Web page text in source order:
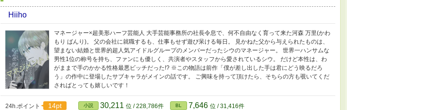
Hiiho
マネージャー×超美形ハーフ芸能人 大手芸能事務所の社長令息で、何不自由なく育って来た河森 万里(かわ
もり ばんり)。 父の会社に就職するも、仕事もせず遊び呆ける毎日。 見かねた父から与えられたものは、
望まない結婚と世界的超人気アイドルグループのメンバーだったシウのマネージャー。 世界一ハンサムな
男性1位の称号を持ち、ファンにも優しく、共演者やスタッフから愛されているシウ。 だけど本性は、わ
がままで手のかかる性格最悪ビッチだった!? ※この物語は前作「僕が差し出した手は君にどう映るだろ
う」の作中に登場したサブキャラがメインの話です。 ご興味を持って頂けたら、そちらの方も覗いてくだ
さればとっても嬉しいです！
24h.ポイント 14pt 小説 30,211 位 / 228,786件 BL 7,646 位 / 31,416件